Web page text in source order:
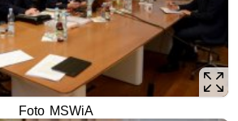
Foto MSWiA